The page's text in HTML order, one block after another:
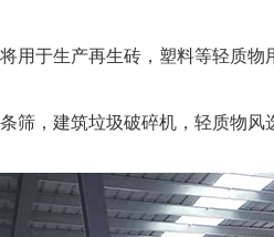
用于生产再生砖，塑料等轻质物
筛，建筑垃圾破碎机，轻质物